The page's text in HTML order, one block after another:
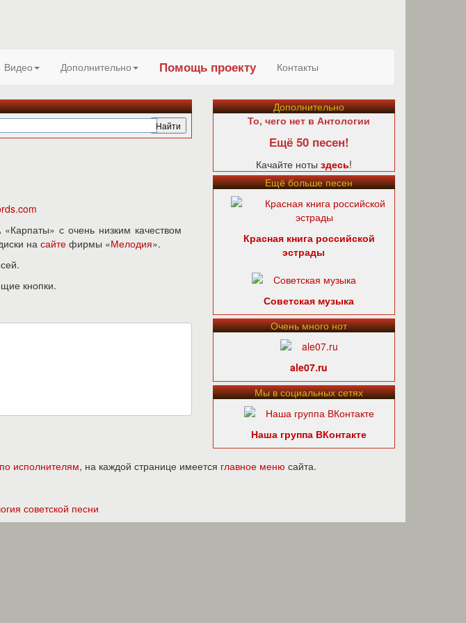
Видео Дополнительно Помощь проекту Контакты
с очень низким качеством
на сайте фирмы «Мелодия».
кнопки.
Дополнительно
То, чего нет в Антологии
Ещё 50 песен!
Качайте ноты здесь!
Ещё больше песен
Красная книга российской
эстрады
Советская музыка
Очень много нот
ale07.ru
Мы в социальных сетях
Наша группа ВКонтакте
по исполнителям, на каждой странице имеется главное меню сайта.
советской песни